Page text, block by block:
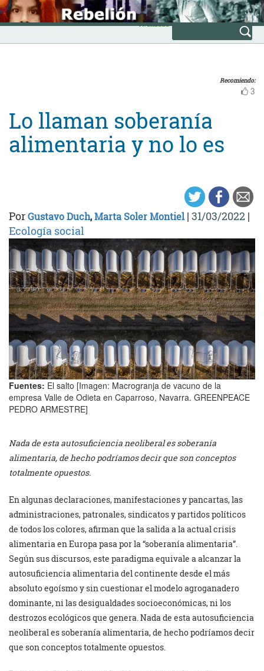
Skip
to
content
INICIO
Avanzada
Recomiendo:
3
Lo llaman soberanía
alimentaria y no lo es
PorGustavo Duch,Marta Soler Montiel| 31/03/2022 |
Ecología social
Fuentes: El salto [Imagen: Macrogranja de vacuno de la
empresa Valle de Odieta en Caparroso, Navarra. GREENPEACE
PEDRO ARMESTRE]
Nada de esta autosuficiencia neoliberal es soberanía
alimentaria, de hecho podríamos decir que son conceptos
totalmente opuestos.
En algunas declaraciones, manifestaciones y pancartas, las
administraciones, patronales, sindicatos y partidos políticos
de todos los colores, afirman que la salida a la actual crisis
alimentaria en Europa pasa por la “soberanía alimentaria”.
Según sus discursos, este paradigma equivale a alcanzar la
autosuficiencia alimentaria del continente desde el más
absoluto egoísmo y sin cuestionar el modelo agroganadero
dominante, ni las desigualdades socioeconómicas, ni los
destrozos ecológicos que genera. Nada de esta autosuficiencia
neoliberal es soberanía alimentaria, de hecho podríamos decir
que son conceptos totalmente opuestos.